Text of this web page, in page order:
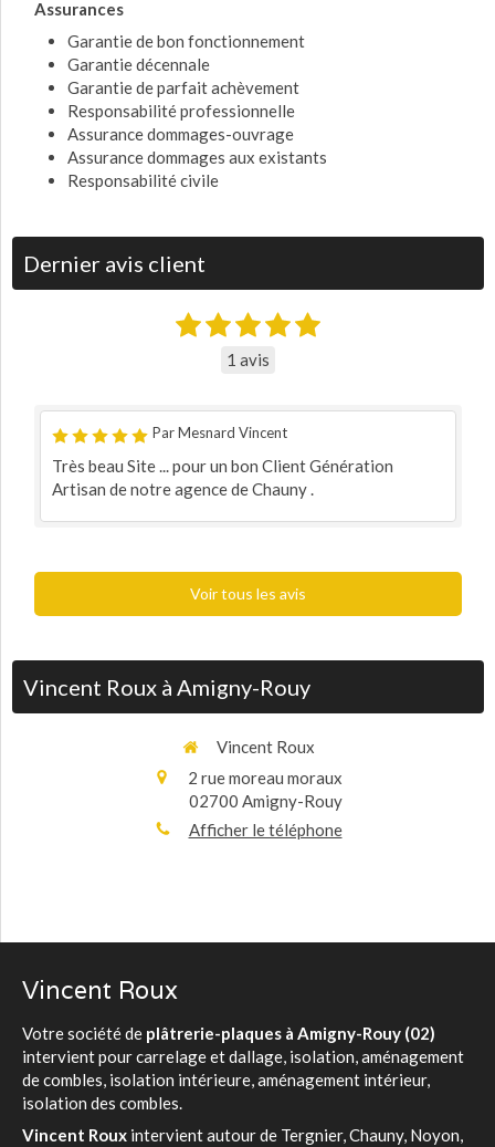
Assurances
Garantie de bon fonctionnement
Garantie décennale
Garantie de parfait achèvement
Responsabilité professionnelle
Assurance dommages-ouvrage
Assurance dommages aux existants
Responsabilité civile
Dernier avis client
1 avis
Par Mesnard Vincent
Très beau Site ... pour un bon Client Génération
Artisan de notre agence de Chauny .
Voir tous les avis
Vincent Roux à Amigny-Rouy
Vincent Roux
2 rue moreau moraux
02700 Amigny-Rouy
Afficher le téléphone
Vincent Roux
Votre société de plâtrerie-plaques à Amigny-Rouy (02)
intervient pour carrelage et dallage, isolation, aménagement
de combles, isolation intérieure, aménagement intérieur,
isolation des combles.
Vincent Roux intervient autour de Tergnier, Chauny, Noyon,